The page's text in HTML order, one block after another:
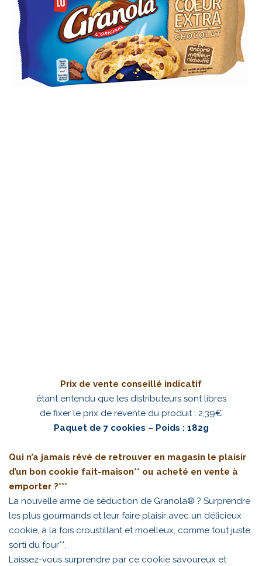
Prix de vente conseillé indicatif
étant entendu que les distributeurs sont libres
de fixer le prix de revente du produit : 2,39€
Paquet de 7 cookies – Poids : 182g
Qui n’a jamais rêvé de retrouver en magasin le plaisir
d’un bon cookie fait-maison** ou acheté en vente à
emporter ?***
La nouvelle arme de séduction de Granola® ? Surprendre
les plus gourmands et leur faire plaisir avec un délicieux
cookie, à la fois croustillant et moelleux, comme tout juste
sorti du four**.
Laissez-vous surprendre par ce cookie savoureux et